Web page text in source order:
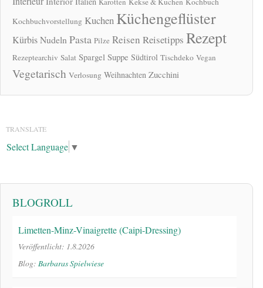
Kochbuchvorstellung Kuchen Küchengeflüster
KürbisNudeln Pasta Pilze Reisen Reisetipps Rezept
Rezeptearchiv Salat Spargel Suppe Südtirol Tischdeko Vegan
Vegetarisch Verlosung Weihnachten Zucchini
TRANSLATE
Select Language ▼
BLOGROLL
Limetten-Minz-Vinaigrette (Caipi-Dressing)
Veröffentlicht: 1.8.2026
Blog: Barbaras Spielwiese